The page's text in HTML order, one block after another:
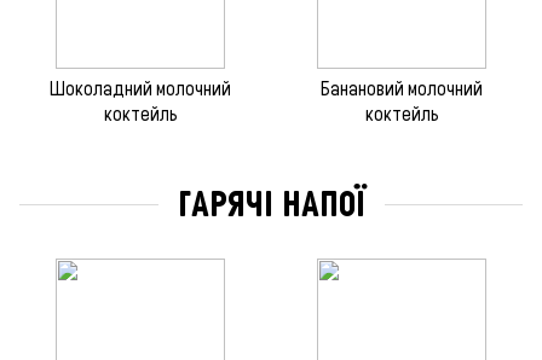
Шоколадний молочний
коктейль
Банановий молочний
коктейль
ГАРЯЧІ НАПОЇ